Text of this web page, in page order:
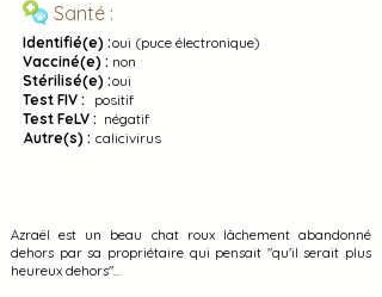
Santé :
Identifié(e) :oui (puce électronique)
Vacciné(e) : non
Stérilisé(e) :oui
Test FIV :
positif
Test FeLV : négatif
Autre(s) : calicivirus
Azraël est un beau chat roux lâchement abandonné
dehors par sa propriétaire qui pensait "qu'il serait plus
heureux dehors"...